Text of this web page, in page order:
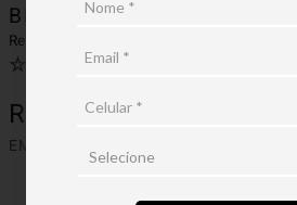
BERMUDA JUST SPORT
Ref.:
☆ ☆(0)
R$ 299,90
EM ATÉ